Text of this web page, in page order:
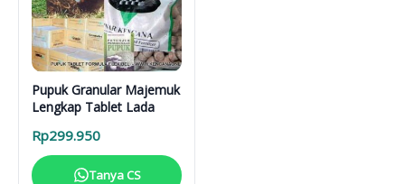
Pupuk Granular Majemuk
Lengkap Tablet Lada
Rp299.950
Tanya CS